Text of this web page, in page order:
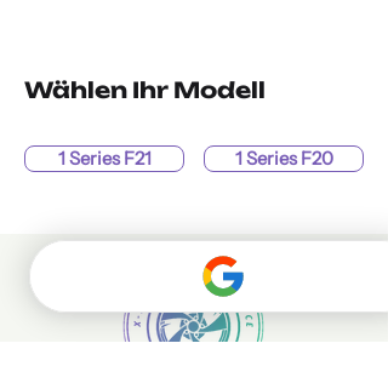
Wählen Ihr Modell
1 Series F21 1 Series F20